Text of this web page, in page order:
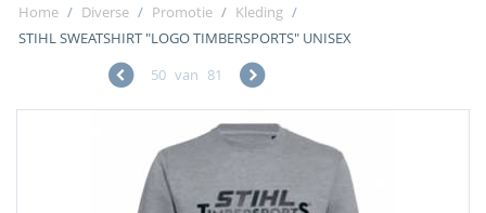
Home / Diverse / Promotie / Kleding /
STIHL SWEATSHIRT "LOGO TIMBERSPORTS" UNISEX
50 van 81